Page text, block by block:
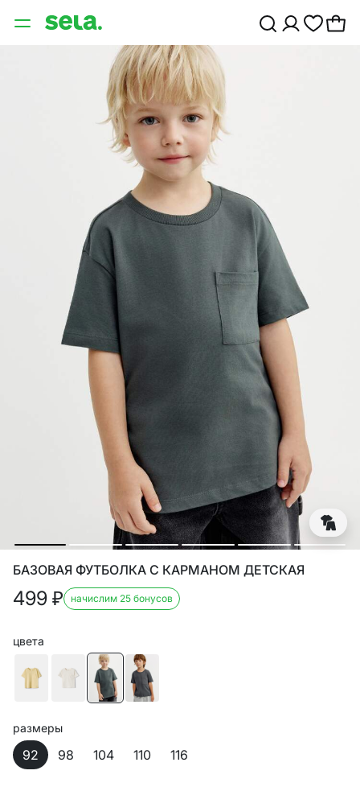
БАЗОВАЯ ФУТБОЛКА С КАРМАНОМ ДЕТСКАЯ
499 ₽ начислим 25 бонусов
цвета
размеры
92 98 104 110 116